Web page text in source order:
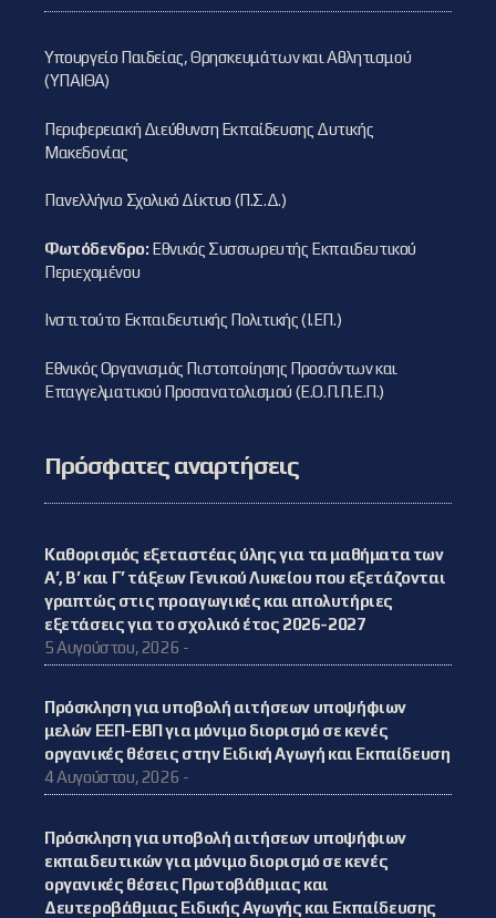
Υπουργείο Παιδείας, Θρησκευμάτων και Αθλητισμού
(ΥΠΑΙΘΑ)
Περιφερειακή Διεύθυνση Εκπαίδευσης Δυτικής
Μακεδονίας
Πανελλήνιο Σχολικό Δίκτυο (Π.Σ.Δ.)
Φωτόδενδρο:Εθνικός Συσσωρευτής Εκπαιδευτικού
Περιεχομένου
Ινστιτούτο Εκπαιδευτικής Πολιτικής (Ι.ΕΠ.)
Εθνικός Οργανισμός Πιστοποίησης Προσόντων και
Επαγγελματικού Προσανατολισμού (Ε.Ο.Π.Π.Ε.Π.)
Πρόσφατες αναρτήσεις
Καθορισμός εξεταστέας ύλης για τα μαθήματα των
Α’, Β’ και Γ’ τάξεων Γενικού Λυκείου που εξετάζονται
γραπτώς στις προαγωγικές και απολυτήριες
εξετάσεις για το σχολικό έτος 2026-2027
5 Αυγούστου, 2026 -
Πρόσκληση για υποβολή αιτήσεων υποψήφιων
μελών ΕΕΠ-ΕΒΠ για μόνιμο διορισμό σε κενές
οργανικές θέσεις στην Ειδική Αγωγή και Εκπαίδευση
4 Αυγούστου, 2026 -
Πρόσκληση για υποβολή αιτήσεων υποψήφιων
εκπαιδευτικών για μόνιμο διορισμό σε κενές
οργανικές θέσεις Πρωτοβάθμιας και
Δευτεροβάθμιας Ειδικής Αγωγής και Εκπαίδευσης